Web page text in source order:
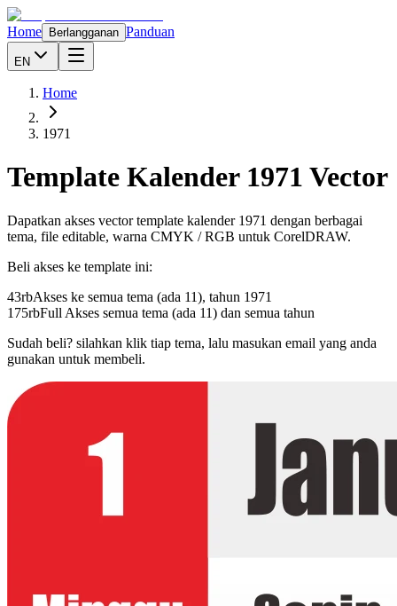
Home Berlangganan Panduan
EN
Home
1971
Template Kalender 1971 Vector
Dapatkan akses vector template kalender 1971 dengan berbagai
tema, file editable, warna CMYK / RGB untuk CorelDRAW.
Beli akses ke template ini:
43rbAkses ke semua tema (ada 11), tahun 1971
175rbFull Akses semua tema (ada 11) dan semua tahun
Sudah beli? silahkan klik tiap tema, lalu masukan email yang anda
gunakan untuk membeli.